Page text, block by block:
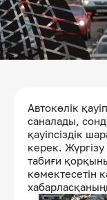
Автокөлік
саналады,
қауіпсіздік
керек.
табиғи
көмектесетін